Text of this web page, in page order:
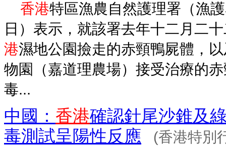
香港特區漁農自然護理署（漁
日）表示，就該署去年十二月二
港濕地公園撿走的赤頸鴨屍體，
物園（嘉道理農場）接受治療的
毒...
中國： 香港確認針尾沙錐及
毒測試呈陽性反應
(香港特別